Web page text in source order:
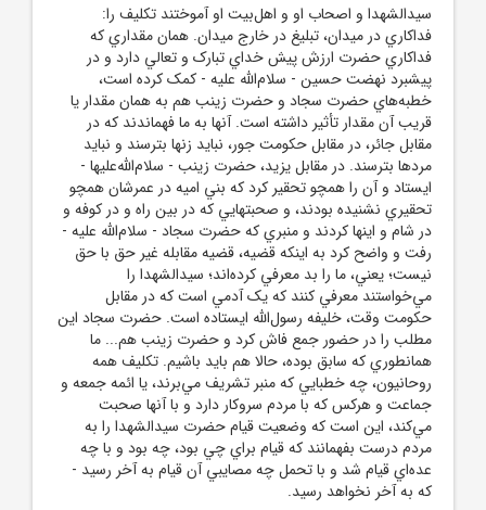
سيدالشهدا و اصحاب او و اهل‌بيت او آموختند تکليف را:
فداکاري در ميدان، تبليغ در خارج ميدان. همان مقداري که
فداکاري حضرت ارزش پيش خداي تبارک و تعالي دارد و در
پيشبرد نهضت حسين - سلام‌الله ‌عليه - کمک کرده است،
خطبه‌هاي حضرت سجاد و حضرت زينب هم به همان مقدار يا
قريب آن مقدار تأثير داشته است. آنها به ما فهماندند که در
مقابل جائر، در مقابل حکومت جور، نبايد زنها بترسند و نبايد
مردها بترسند. در مقابل يزيد، حضرت زينب - سلام‌الله‌عليها -
ايستاد و آن را همچو تحقير کرد که بني اميه در عمرشان همچو
تحقيري نشنيده بودند، و صحبتهايي که در بين راه و در کوفه و
در شام و اينها کردند و منبري که حضرت سجاد - سلام‌الله‌ عليه -
رفت و واضح کرد به اينکه قضيه، قضيه مقابله غير حق با حق
نيست؛ يعني، ما را بد معرفي کرده‌اند؛ سيدالشهدا را
مي‌خواستند معرفي کنند که يک آدمي است که در مقابل
حکومت وقت، خليفه رسول‌الله ايستاده است. حضرت سجاد اين
مطلب را در حضور جمع فاش کرد و حضرت زينب هم... ما
همانطوري که سابق بوده، حالا هم بايد باشيم. تکليف همه
روحانيون، چه خطبايي که منبر تشريف مي‌برند، يا ائمه جمعه و
جماعت و هرکس که با مردم سروکار دارد و با آنها صحبت
مي‌کند، اين است که وضعيت قيام حضرت سيدالشهدا را به
مردم درست بفهمانند که قيام براي چي بود، چه بود و با چه
عده‌اي قيام شد و با تحمل چه مصايبي آن قيام به آخر رسيد -
که به آخر نخواهد رسيد.